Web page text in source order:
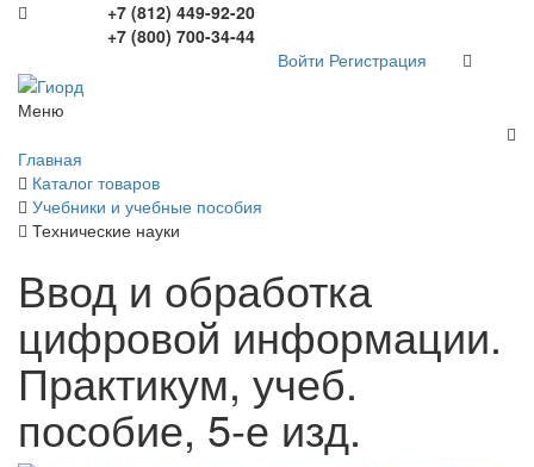
+7 (812) 449-92-20
+7 (800) 700-34-44
Войти Регистрация
Меню
Главная
Каталог товаров
Учебники и учебные пособия
Технические науки
Ввод и обработка
цифровой информации.
Практикум, учеб.
пособие, 5-е изд.